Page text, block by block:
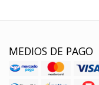
MEDIOS DE PAGO